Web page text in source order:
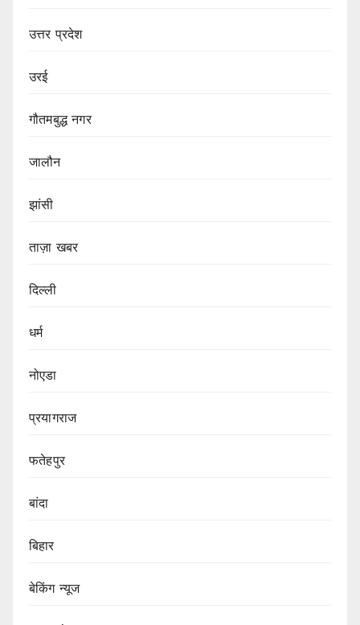
उत्तर प्रदेश
उरई
गौतमबुद्ध नगर
जालौन
झांसी
ताज़ा खबर
दिल्ली
धर्म
नोएडा
प्रयागराज
फतेहपुर
बांदा
बिहार
बेकिंग न्यूज